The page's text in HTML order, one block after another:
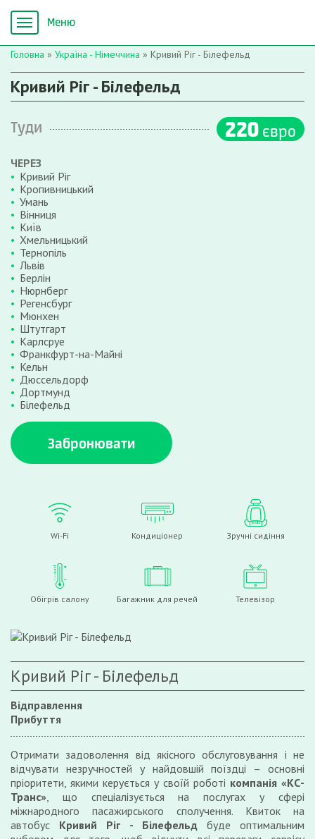
Головна » Україна - Німеччина » Кривий Ріг - Білефельд
Кривий Ріг - Білефельд
Туди 220 євро
ЧЕРЕЗ
Кривий Ріг
Кропивницький
Умань
Вінниця
Київ
Хмельницький
Тернопіль
Львів
Берлін
Нюрнберг
Регенсбург
Мюнхен
Штутгарт
Карлсруе
Франкфурт-на-Майні
Кельн
Дюссельдорф
Дортмунд
Білефельд
Забронювати
Wi-Fi Кондиціонер Зручні сидіння
Обігрів салону Багажник для речей Телевізор
Кривий Ріг - Білефельд
Відправлення
Прибуття
Отримати задоволення від якісного обслуговування і не
відчувати незручностей у найдовшій поїздці – основні
пріоритети, якими керується у своїй роботі компанія «КС-
Транс», що спеціалізується на послугах у сфері
міжнародного пасажирського сполучення. Квиток на
автобус Кривий Ріг - Білефельд буде оптимальним